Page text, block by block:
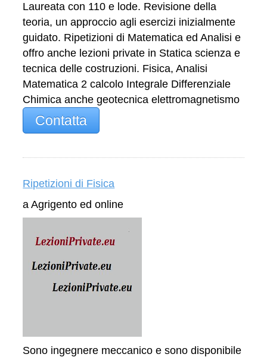
Laureata con 110 e lode. Revisione della
teoria, un approccio agli esercizi inizialmente
guidato. Ripetizioni di Matematica ed Analisi e
offro anche lezioni private in Statica scienza e
tecnica delle costruzioni. Fisica, Analisi
Matematica 2 calcolo Integrale Differenziale
Chimica anche geotecnica elettromagnetismo
Contatta
Ripetizioni di Fisica
a Agrigento ed online
Sono ingegnere meccanico e sono disponibile